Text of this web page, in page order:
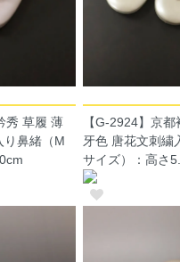
秀 草履 薄
り鼻緒（M
【G-2924】京
牙色 唐花文刺繍
サイズ）：高さ